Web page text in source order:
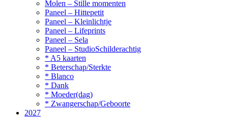
Molen – Stille momenten
Paneel – Hittepetit
Paneel – Kleinlichtje
Paneel – Lifeprints
Paneel – Sela
Paneel – StudioSchilderachtig
* A5 kaarten
* Beterschap/Sterkte
* Blanco
* Dank
* Moeder(dag)
* Zwangerschap/Geboorte
2027